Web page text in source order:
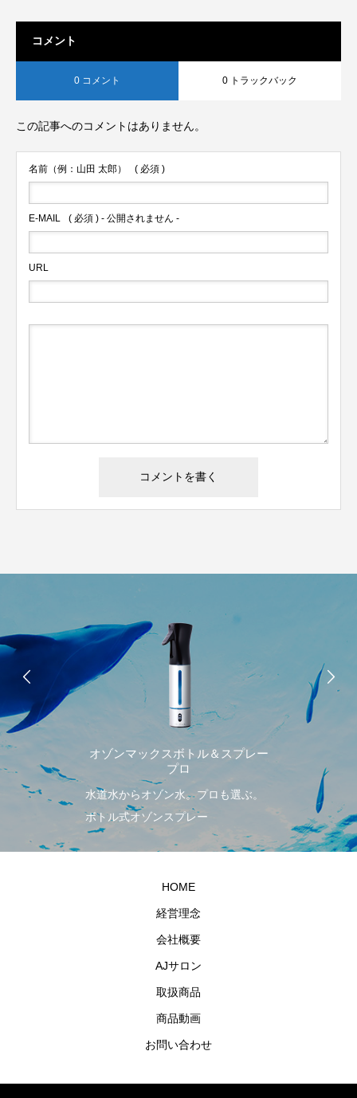
コメント
0 コメント 0 トラックバック
この記事へのコメントはありません。
名前（例：山田 太郎） ( 必須 )
E-MAIL ( 必須 ) - 公開されません -
URL
ンマックスボトル＆スプレー
プロ
からオゾン水。プロも選ぶ。
式オゾンスプレー
天然原料の実感
ビタミンE。
HOME
経営理念
会社概要
AJサロン
取扱商品
商品動画
お問い合わせ